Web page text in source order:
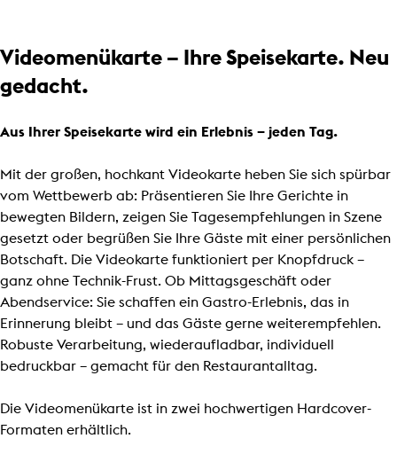
Videomenükarte – Ihre Speisekarte. Neu
gedacht.
Aus Ihrer Speisekarte wird ein Erlebnis – jeden Tag.
Mit der großen, hochkant Videokarte heben Sie sich spürbar
vom Wettbewerb ab: Präsentieren Sie Ihre Gerichte in
bewegten Bildern, zeigen Sie Tagesempfehlungen in Szene
gesetzt oder begrüßen Sie Ihre Gäste mit einer persönlichen
Botschaft. Die Videokarte funktioniert per Knopfdruck –
ganz ohne Technik-Frust. Ob Mittagsgeschäft oder
Abendservice: Sie schaffen ein Gastro-Erlebnis, das in
Erinnerung bleibt – und das Gäste gerne weiterempfehlen.
Robuste Verarbeitung, wiederaufladbar, individuell
bedruckbar – gemacht für den Restaurantalltag.
Die Videomenükarte ist in zwei hochwertigen Hardcover-
Formaten erhältlich.